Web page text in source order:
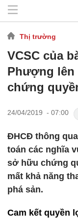
Thị trường
VCSC của
Phượng lên
chứng
24/04/2019 - 07:00
ĐHCĐ thông
toán các nghĩa
sở hữu chứng
mất khả năng
phá sản.
Cam kết quyền